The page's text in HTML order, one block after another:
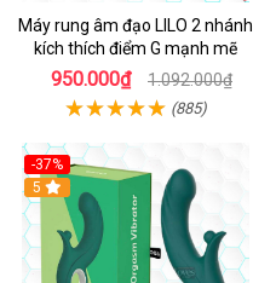
Máy rung âm đạo LILO 2 nhánh
kích thích điểm G mạnh mẽ
950.000₫ 1.092.000₫
(885)
-37%
Hot
5